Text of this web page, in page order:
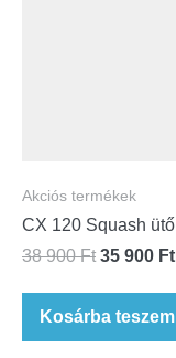
Akciós termékek
CX 120 Squash ütő
38 900Ft 35 900 Ft
Kosárba teszem